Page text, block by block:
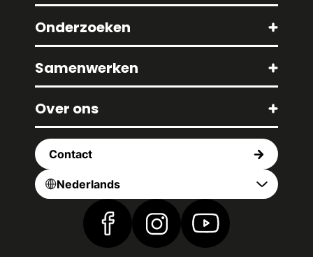
Onderzoeken
Samenwerken
Over ons
Contact
Nederlands
Vind ons op Facebook
Vind ons op Instagram
Vind ons op